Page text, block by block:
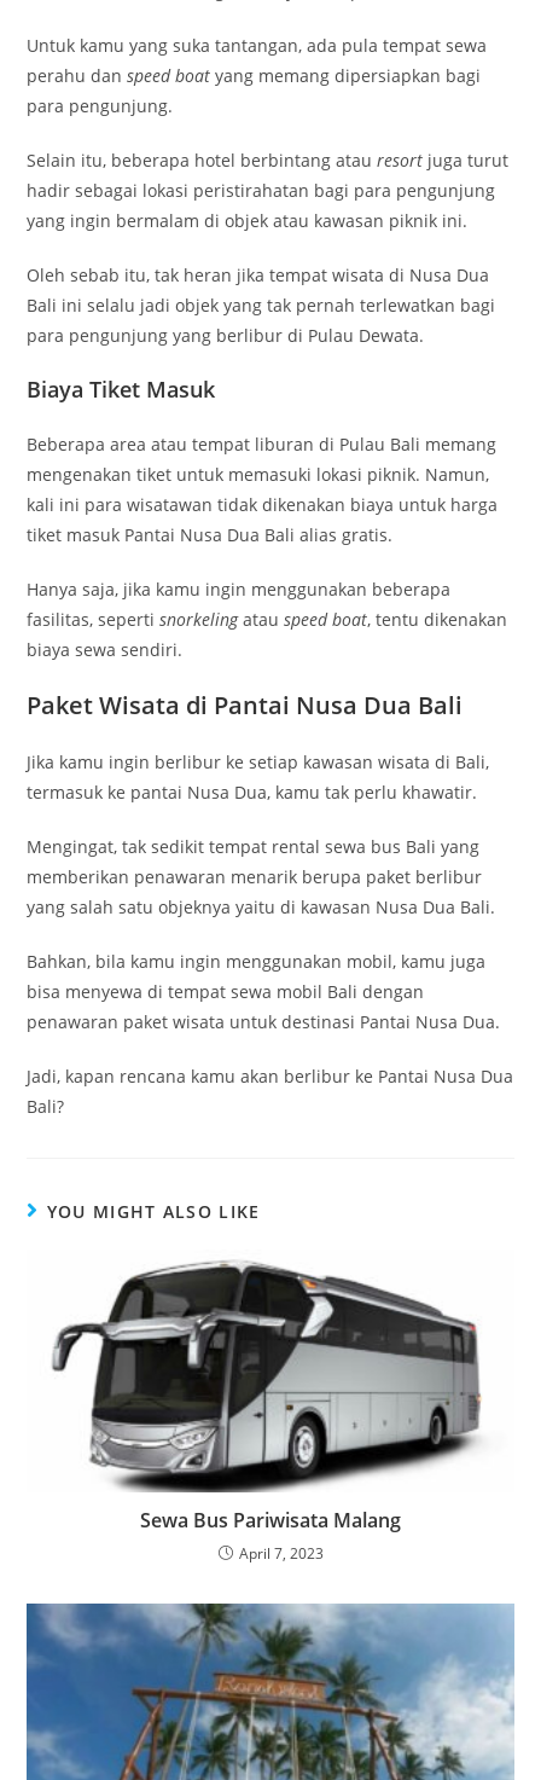
Untuk kamu yang suka tantangan, ada pula tempat sewa
perahu danspeed boatyang memang dipersiapkan bagi
para pengunjung.
Selain itu, beberapa hotel berbintang atauresort juga turut
hadir sebagai lokasi peristirahatan bagi para pengunjung
yang ingin bermalam di objek atau kawasan piknik ini.
Oleh sebab itu, tak heran jika tempat wisata di Nusa Dua
Bali ini selalu jadi objek yang tak pernah terlewatkan bagi
para pengunjung yang berlibur di Pulau Dewata.
Biaya Tiket Masuk
Beberapa area atau tempat liburan di Pulau Bali memang
mengenakan tiket untuk memasuki lokasi piknik. Namun,
kali ini para wisatawan tidak dikenakan biaya untuk harga
tiket masuk Pantai Nusa Dua Bali alias gratis.
Hanya saja, jika kamu ingin menggunakan beberapa
fasilitas, sepertisnorkelingatauspeed boat, tentu dikenakan
biaya sewa sendiri.
Paket Wisata di Pantai Nusa Dua Bali
Jika kamu ingin berlibur ke setiap kawasan wisata di Bali,
termasuk ke pantai Nusa Dua, kamu tak perlu khawatir.
Mengingat, tak sedikit tempat rental sewa bus Bali yang
memberikan penawaran menarik berupa paket berlibur
yang salah satu objeknya yaitu di kawasan Nusa Dua Bali.
Bahkan, bila kamu ingin menggunakan mobil, kamu juga
bisa menyewa di tempat sewa mobil Bali dengan
penawaran paket wisata untuk destinasi Pantai Nusa Dua.
Jadi, kapan rencana kamu akan berlibur ke Pantai Nusa Dua
Bali?
YOU MIGHT ALSO LIKE
Sewa Bus Pariwisata Malang
April 7, 2023